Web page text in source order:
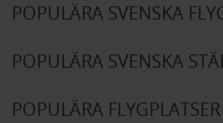
POPULÄRA SVENSKA
POPULÄRA SVENSKA
POPULÄRA FLYGPLATSER